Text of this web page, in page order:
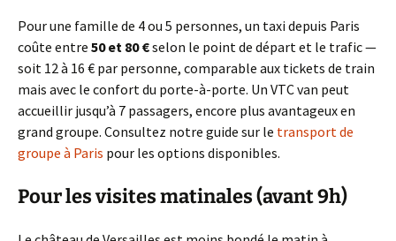
Pour une famille de 4 ou 5 personnes, un taxi depuis Paris
coûte entre 50 et 80 €selon le point de départ et le trafic —
soit 12 à 16 € par personne, comparable aux tickets de train
mais avec le confort du porte-à-porte. Un VTC van peut
accueillir jusqu’à 7 passagers, encore plus avantageux en
grand groupe. Consultez notre guide sur le transport de
groupe à Paris pour les options disponibles.
Pour les visites matinales (avant 9h)